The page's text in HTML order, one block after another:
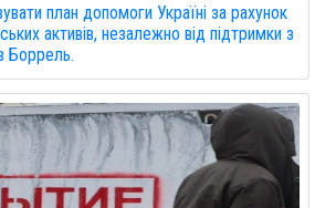
план допомоги Україні за рахунок
активів, незалежно від підтримки з
Боррель.